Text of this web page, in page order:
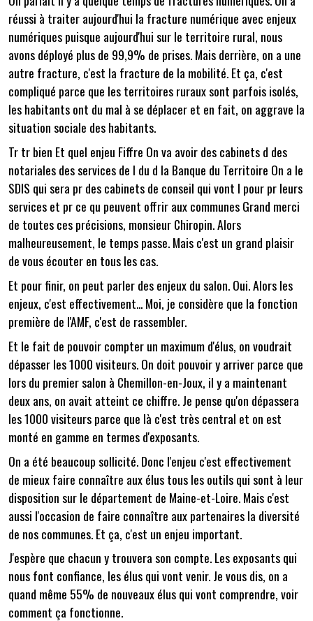
réussi à traiter aujourd'hui la fracture numérique avec enjeux
numériques puisque aujourd'hui sur le territoire rural, nous
avons déployé plus de 99,9% de prises. Mais derrière, on a une
autre fracture, c'est la fracture de la mobilité. Et ça, c'est
compliqué parce que les territoires ruraux sont parfois isolés,
les habitants ont du mal à se déplacer et en fait, on aggrave la
situation sociale des habitants.
Tr tr bien Et quel enjeu Fiffre On va avoir des cabinets d des
notariales des services de l du d la Banque du Territoire On a le
SDIS qui sera pr des cabinets de conseil qui vont l pour pr leurs
services et pr ce qu peuvent offrir aux communes Grand merci
de toutes ces précisions, monsieur Chiropin. Alors
malheureusement, le temps passe. Mais c'est un grand plaisir
de vous écouter en tous les cas.
Et pour finir, on peut parler des enjeux du salon. Oui. Alors les
enjeux, c'est effectivement... Moi, je considère que la fonction
première de l'AMF, c'est de rassembler.
Et le fait de pouvoir compter un maximum d'élus, on voudrait
dépasser les 1000 visiteurs. On doit pouvoir y arriver parce que
lors du premier salon à Chemillon-en-Joux, il y a maintenant
deux ans, on avait atteint ce chiffre. Je pense qu'on dépassera
les 1000 visiteurs parce que là c'est très central et on est
monté en gamme en termes d'exposants.
On a été beaucoup sollicité. Donc l'enjeu c'est effectivement
de mieux faire connaître aux élus tous les outils qui sont à leur
disposition sur le département de Maine-et-Loire. Mais c'est
aussi l'occasion de faire connaître aux partenaires la diversité
de nos communes. Et ça, c'est un enjeu important.
J'espère que chacun y trouvera son compte. Les exposants qui
nous font confiance, les élus qui vont venir. Je vous dis, on a
quand même 55% de nouveaux élus qui vont comprendre, voir
comment ça fonctionne.